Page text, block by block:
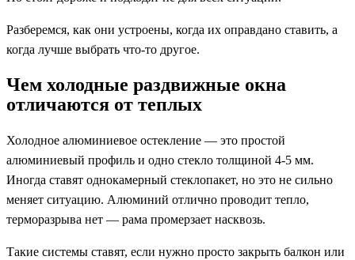
Разберемся, как они устроены, когда их оправдано ставить, а
когда лучше выбрать что-то другое.
Чем холодные раздвижные окна
отличаются от теплых
Холодное алюминиевое остекление — это простой
алюминиевый профиль и одно стекло толщиной 4-5 мм.
Иногда ставят однокамерный стеклопакет, но это не сильно
меняет ситуацию. Алюминий отлично проводит тепло,
терморазрыва нет — рама промерзает насквозь.
Такие системы ставят, если нужно просто закрыть балкон или